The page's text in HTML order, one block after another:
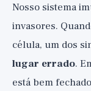
quando
As
Nosso sistema
invasores.
célula, um dos
lugar errado.
está bem